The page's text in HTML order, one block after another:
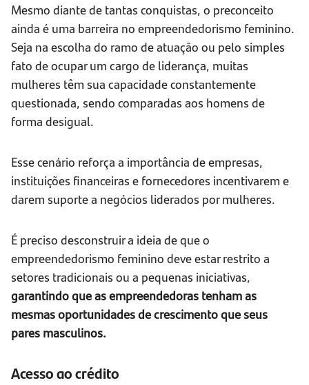
Mesmo diante de tantas conquistas, o preconceito
ainda é uma barreira no empreendedorismo feminino.
Seja na escolha do ramo de atuação ou pelo simples
fato de ocupar um cargo de liderança, muitas
mulheres têm sua capacidade constantemente
questionada, sendo comparadas aos homens de
forma desigual.
Esse cenário reforça a importância de empresas,
instituições financeiras e fornecedores incentivarem e
darem suporte a negócios liderados por mulheres.
É preciso desconstruir a ideia de que o
empreendedorismo feminino deve estar restrito a
setores tradicionais ou a pequenas iniciativas,
garantindo que as empreendedoras tenham as
mesmas oportunidades de crescimento que seus
pares masculinos.
Acesso ao crédito